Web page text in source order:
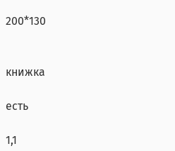
200*130
книжка
есть
1,1